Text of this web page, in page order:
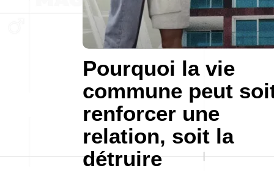
Pourquoi la vie
commune peut
renforcer une
relation, soit la
détruire